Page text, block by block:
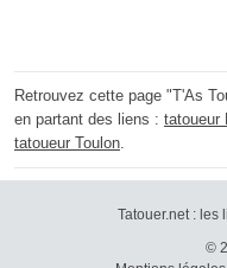
Retrouvez cette page "T'As
en partant des liens : tatoueur
tatoueur Toulon.
Tatouer.net : les
©